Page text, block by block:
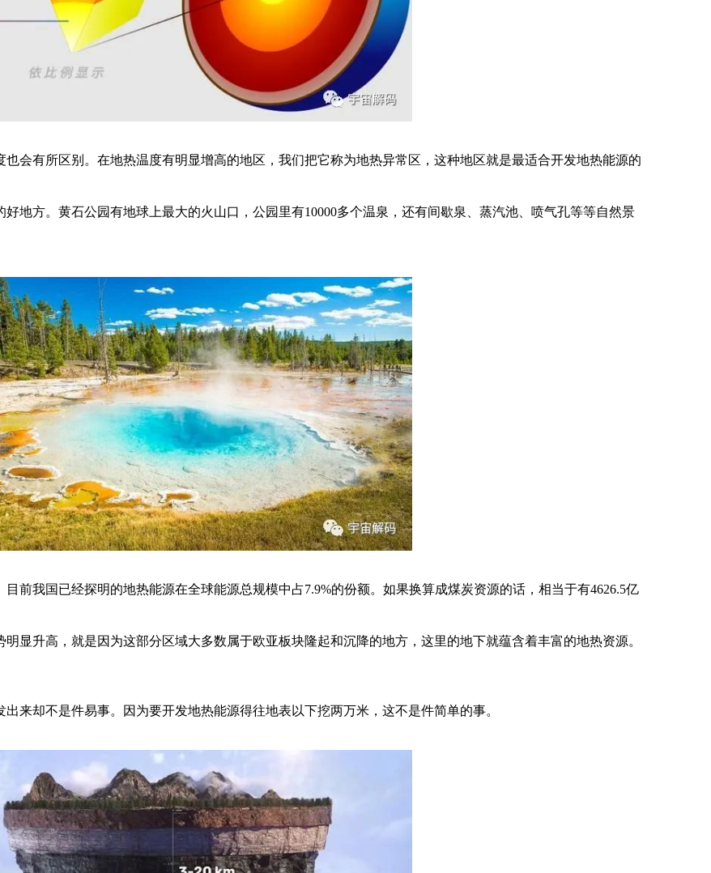
会有所区别。在地热温度有明显增高的地区，我们把它称为地热异常区，这种地区就是最适合开发地热能源的
地方。黄石公园有地球上最大的火山口，公园里有10000多个温泉，还有间歇泉、蒸汽池、喷气孔等等自然景
前我国已经探明的地热能源在全球能源总规模中占7.9%的份额。如果换算成煤炭资源的话，相当于有4626.5亿
显升高，就是因为这部分区域大多数属于欧亚板块隆起和沉降的地方，这里的地下就蕴含着丰富的地热资源。
来却不是件易事。因为要开发地热能源得往地表以下挖两万米，这不是件简单的事。